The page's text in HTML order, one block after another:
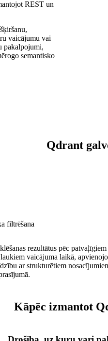
REST un
vaicājumu vai
pakalpojumi,
semantisko
Qdrant
filtrēšana
rezultātus pēc patvaļīgiem
vaicājuma laikā,
ar strukturētiem
Kāpēc izmantot